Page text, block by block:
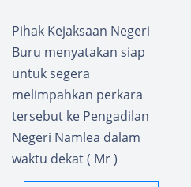
Pihak Kejaksaan Negeri
Buru menyatakan siap
untuk segera
melimpahkan perkara
tersebut ke Pengadilan
Negeri Namlea dalam
waktu dekat ( Mr )